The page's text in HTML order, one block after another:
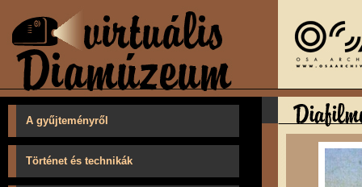
A gyűjteményről
Történet és technikák